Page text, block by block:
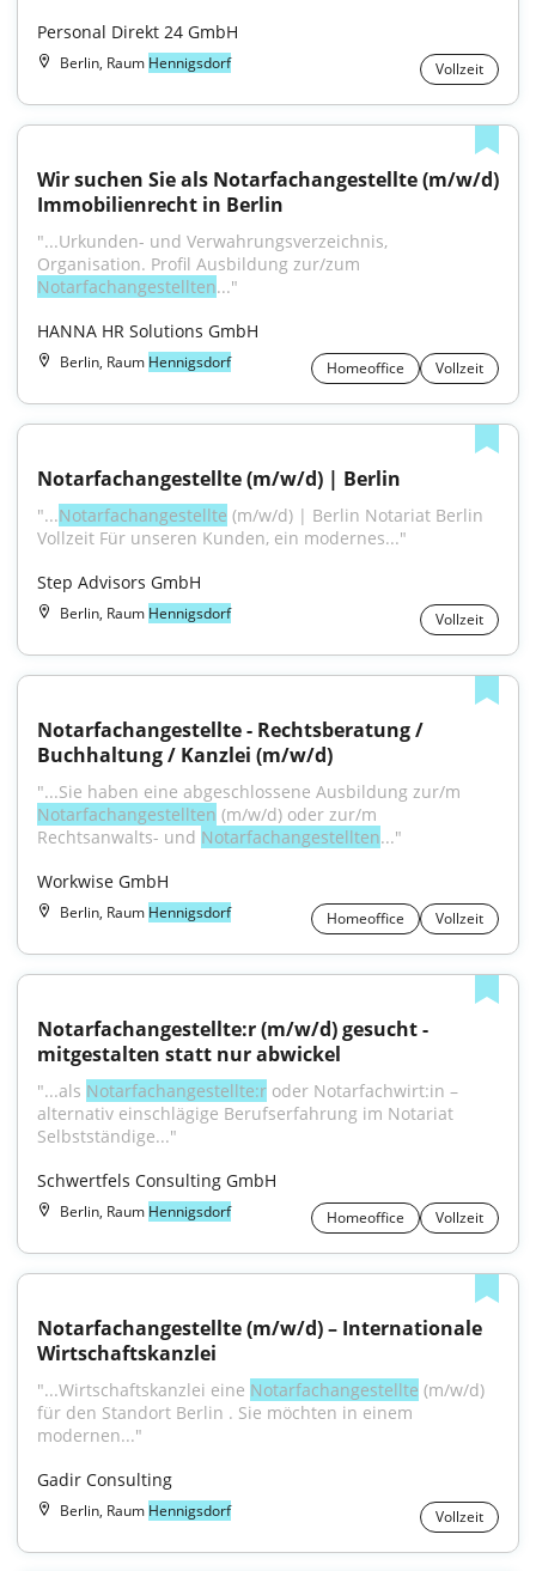
Personal Direkt 24 GmbH
Berlin, Raum Hennigsdorf Vollzeit
Wir suchen Sie als Notarfachangestellte (m/w/d)
Immobilienrecht in Berlin
"...Urkunden- und Verwahrungsverzeichnis,
Notarfachangestellten..."
HANNA HR Solutions GmbH
Berlin, Raum Hennigsdorf Homeoffice Vollzeit
Notarfachangestellte (m/w/d) | Berlin
"...Notarfachangestellte (m/w/d) | Berlin Notariat Berlin
Vollzeit Für unseren Kunden, ein modernes..."
Step Advisors GmbH
Berlin, Raum Hennigsdorf Vollzeit
Notarfachangestellte - Rechtsberatung /
Buchhaltung / Kanzlei (m/w/d)
Notarfachangestellten (m/w/d) oder zur/m
Rechtsanwalts- und Notarfachangestellten..."
Workwise GmbH
Berlin, Raum Hennigsdorf Homeoffice Vollzeit
Notarfachangestellte:r (m/w/d) gesucht -
mitgestalten statt nur abwickel
"...als Notarfachangestellte:r oder Notarfachwirt:in –
alternativ einschlägige Berufserfahrung im Notariat
Selbstständige..."
Schwertfels Consulting GmbH
Berlin, Raum Hennigsdorf Homeoffice Vollzeit
Notarfachangestellte (m/w/d) – Internationale
Wirtschaftskanzlei
"...Wirtschaftskanzlei eine Notarfachangestellte (m/w/d)
für den Standort Berlin . Sie möchten in einem
modernen..."
Gadir Consulting
Berlin, Raum Hennigsdorf Vollzeit